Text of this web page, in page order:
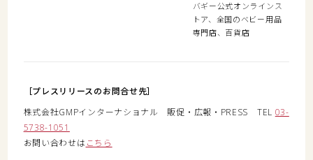
バギー公式オンラインス
トア、全国のベビー用品
専門店、百貨店
［プレスリリースのお問合せ先］
株式会社GMPインターナショナル 販促・広報・PRESS TEL 03-
5738-1051
お問い合わせは こちら